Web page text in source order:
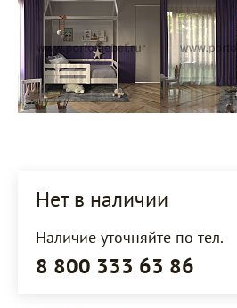
Нет в наличии
Наличие уточняйте по тел.
8 800 333 63 86